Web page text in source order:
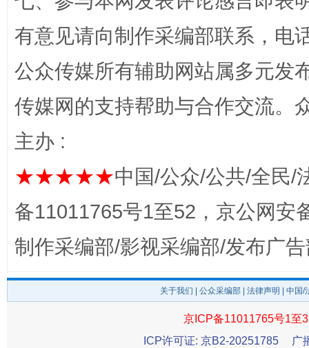
网上购药对药下症？
这是一记警钟！ 谢
有意见请向制作采编部联系，电
公众传媒所有辅助网站属多元发
传媒网的支持帮助与合作交流。
主办 :
★★★★★中国/公众/公共/全民/
备11011765号1至52，京公网安
制作采编部/影视采编部/发布广
关于我们 公众采编部 法律声明 | 中国
京ICP备11011765号1至
ICP许可证: 京B2-20251785
广